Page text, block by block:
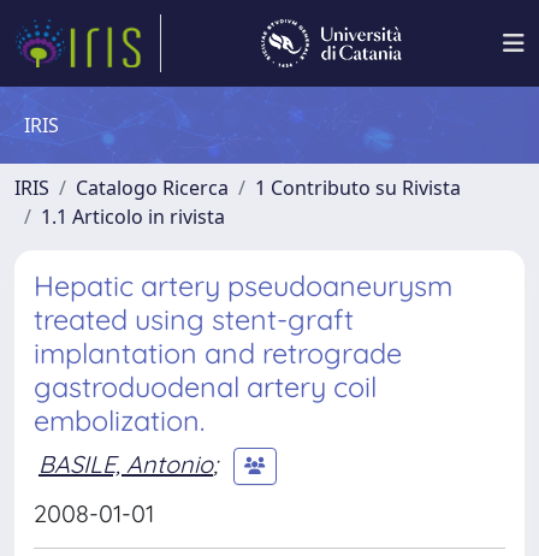
IRIS
IRIS Catalogo Ricerca
1 Contributo su Rivista
1.1 Articolo in rivista
Hepatic artery pseudoaneurysm
treated using stent-graft
implantation and retrograde
gastroduodenal artery coil
embolization.
BASILE, Antonio;
2008-01-01